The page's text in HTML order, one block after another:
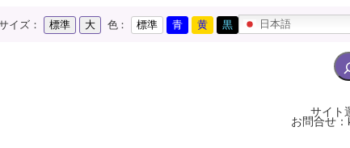
イズ： 標準 大 色： 標準 青 黄 黒 日本語
サイト
お問合せ